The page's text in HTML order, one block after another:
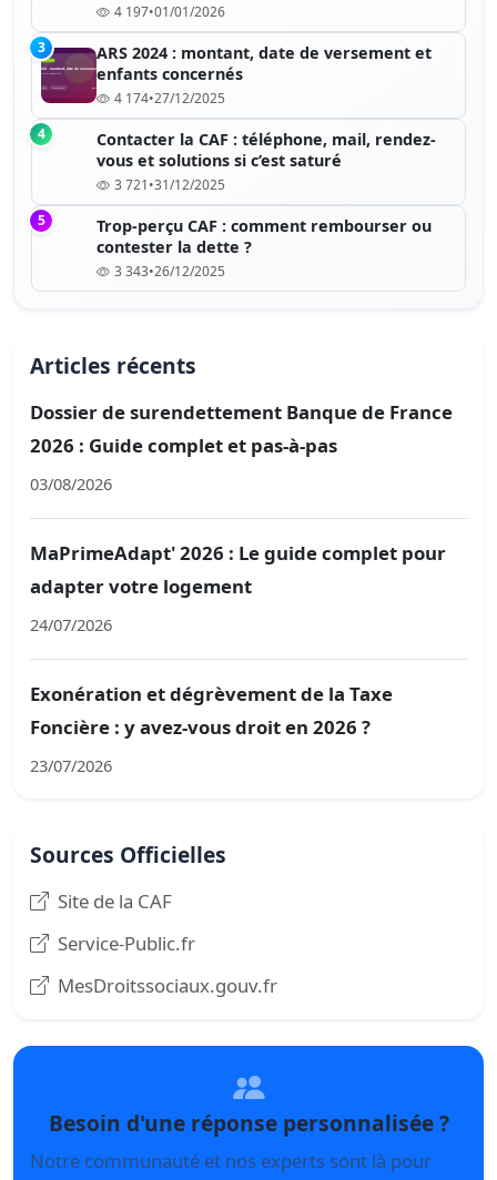
4 197•01/01/2026
3
ARS 2024 : montant, date de versement et
enfants concernés
4 174•27/12/2025
4
Contacter la CAF : téléphone, mail, rendez-
vous et solutions si c’est saturé
3 721•31/12/2025
5
Trop-perçu CAF : comment rembourser ou
contester la dette ?
3 343•26/12/2025
Articles récents
Dossier de surendettement Banque de France
2026 : Guide complet et pas-à-pas
03/08/2026
MaPrimeAdapt' 2026 : Le guide complet pour
adapter votre logement
24/07/2026
Exonération et dégrèvement de la Taxe
Foncière : y avez-vous droit en 2026 ?
23/07/2026
Sources Officielles
Site de la CAF
Service-Public.fr
MesDroitssociaux.gouv.fr
Besoin d'une réponse personnalisée ?
Notre communauté et nos experts sont là pour